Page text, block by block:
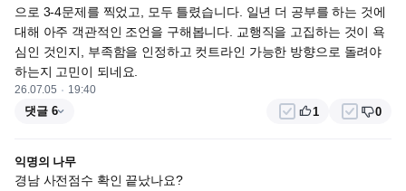
으로 3-4문제를 찍었고, 모두 틀렸습니다. 일년 더 공부를 하는 것에
대해 아주 객관적인 조언을 구해봅니다. 교행직을 고집하는 것이 욕
심인 것인지, 부족함을 인정하고 컷트라인 가능한 방향으로 돌려야
하는지 고민이 되네요.
26.07.05 19:40
댓글 6 1 0
익명의 나무
경남 사전점수 확인 끝났나요?